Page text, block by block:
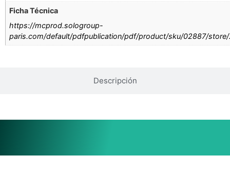
Descripción
Ficha Técnica
https://mcprod.sologroup-
paris.com/default/pdfpublication/pdf/product/sku/02887/